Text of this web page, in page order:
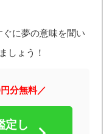
ぐに夢の意味を聞い
しょう！
分無料／
定し